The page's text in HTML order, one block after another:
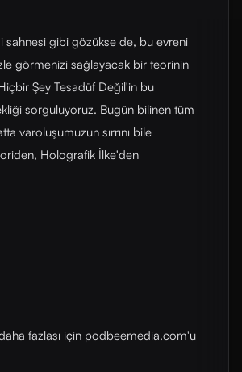
sahnesi gibi gözükse de, bu evreni
görmenizi sağlayacak bir teorinin
Şey Tesadüf Değil'in bu
sorguluyoruz. Bugün bilinen tüm
varoluşumuzun sırrını bile
Holografik İlke'den
fazlası için ⁠⁠podbeemedia.com⁠⁠'u